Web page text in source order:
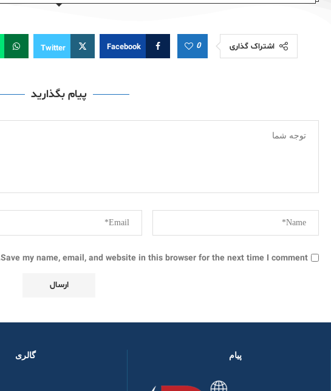
اشتراک گذاری 0
Facebook
Twitter
پیام بگذارید
Save my name, email, and website in this browser for the next time I comment.
پیام گالری